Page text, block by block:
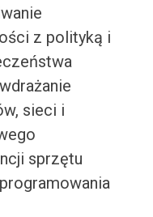
z polityką i
sieci i
sprzętu